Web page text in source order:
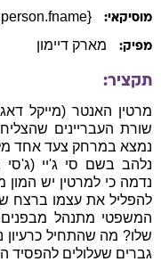
מוסיקאי: {e.person.fname} {e.person.lname}
מפיק: מארק דיימון
תקציר:
מרטין האנטר (מייקל
שורת העבריינים
נמצא במרחק צעד אחד
נלהב בשם סי ג'יי
נדמה כי למרטין יש
להפליל את עצמו ברצח
המשפטי מתנהל
שלו? מה שהתחיל כרעיון
גברים שעלולים להפסיד